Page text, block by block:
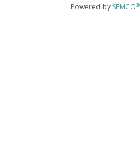
Powered by SEMCO®